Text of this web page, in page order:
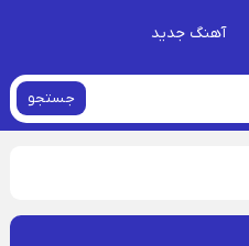
آهنگ جدید
جستجو